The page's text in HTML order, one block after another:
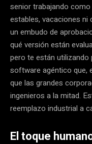
senior trabajando
estables, vacaciones ni
un embudo de
qué versión están
pero te están
software agéntico que,
que las grandes
ingenieros a la mitad.
reemplazo industrial a
El toque